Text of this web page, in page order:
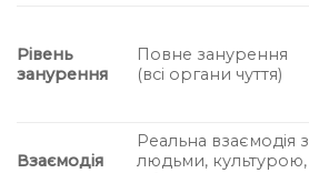
Рівень
занурення
Повне занурення
(всі органи чуття)
Взаємодія
Реальна взаємодія з
людьми, культурою,